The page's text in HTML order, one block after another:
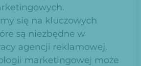
się na kluczowych
są niezbędne w
agencji reklamowej.
marketingowej może